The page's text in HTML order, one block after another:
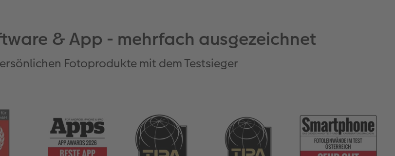
& App - mehrfach ausgezeichnet
Fotoprodukte mit dem Testsieger